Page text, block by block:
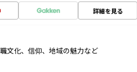
詳細を見る
文化、信仰、地域の魅力など